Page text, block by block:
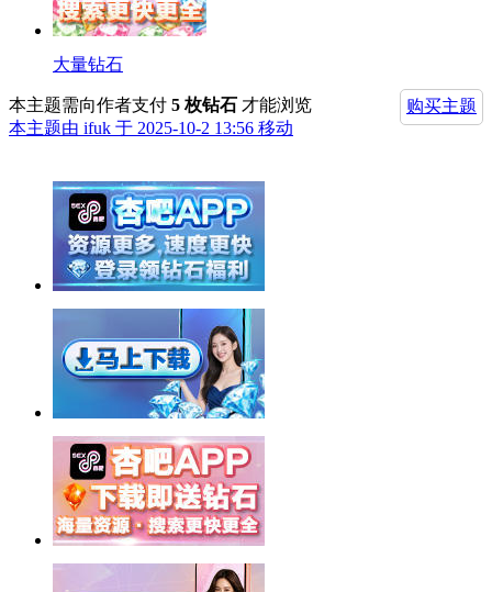
大量钻石
购买主题
本主题需向作者支付 5 枚钻石 才能浏览
本主题由 ifuk 于 2025-10-2 13:56 移动